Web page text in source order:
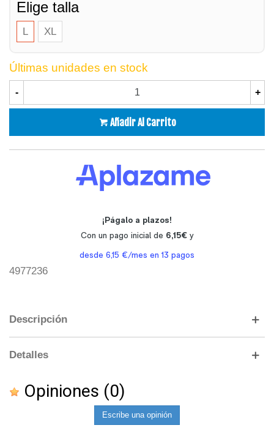
Elige talla
L XL
Últimas unidades en stock
- +
Añadir Al Carrito
4977236
Descripción
Detalles
Opiniones (0)
Escribe una opinión